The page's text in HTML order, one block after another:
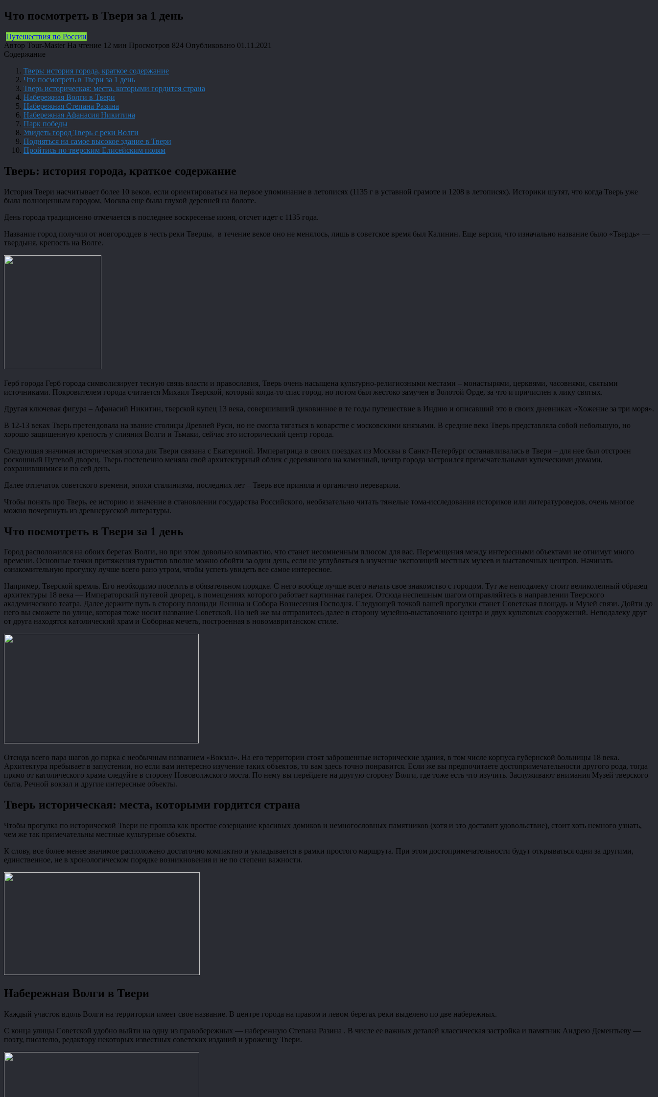
Что посмотреть в Твери за 1 день
Путешествия по России
Автор Tour-Master На чтение 12 мин Просмотров 824 Опубликовано 01.11.2021
Содержание
Тверь: история города, краткое содержание
Что посмотреть в Твери за 1 день
Тверь историческая: места, которыми гордится страна
Набережная Волги в Твери
Набережная Степана Разина
Набережная Афанасия Никитина
Парк победы
Увидеть город Тверь с реки Волги
Подняться на самое высокое здание в Твери
Пройтись по тверским Елисейским полям
Тверь: история города, краткое содержание
История Твери насчитывает более 10 веков, если ориентироваться на первое упоминание в летописях (1135 г в уставной грамоте и 1208 в летописях). Историки шутят, что когда Тверь уже
была полноценным городом, Москва еще была глухой деревней на болоте.
День города традиционно отмечается в последнее воскресенье июня, отсчет идет с 1135 года.
Название город получил от новгородцев в честь реки Тверцы, в течение веков оно не менялось, лишь в советское время был Калинин. Еще версия, что изначально название было «Твердь» —
твердыня, крепость на Волге.
Герб города Герб города символизирует тесную связь власти и православия, Тверь очень насыщена культурно-религиозными местами – монастырями, церквями, часовнями, святыми
источниками. Покровителем города считается Михаил Тверской, который когда-то спас город, но потом был жестоко замучен в Золотой Орде, за что и причислен к лику святых.
Другая ключевая фигура – Афанасий Никитин, тверской купец 13 века, совершивший диковинное в те годы путешествие в Индию и описавший это в своих дневниках «Хожение за три моря».
В 12-13 веках Тверь претендовала на звание столицы Древней Руси, но не смогла тягаться в коварстве с московскими князьями. В средние века Тверь представляла собой небольшую, но
хорошо защищенную крепость у слияния Волги и Тьмаки, сейчас это исторический центр города.
Следующая значимая историческая эпоха для Твери связана с Екатериной. Императрица в своих поездках из Москвы в Санкт-Петербург останавливалась в Твери – для нее был отстроен
роскошный Путевой дворец. Тверь постепенно меняла свой архитектурный облик с деревянного на каменный, центр города застроился примечательными купеческими домами,
сохранившимися и по сей день.
Далее отпечаток советского времени, эпохи сталинизма, последних лет – Тверь все приняла и органично переварила.
Чтобы понять про Тверь, ее историю и значение в становлении государства Российского, необязательно читать тяжелые тома-исследования историков или литературоведов, очень многое
можно почерпнуть из древнерусской литературы.
Что посмотреть в Твери за 1 день
Город расположился на обоих берегах Волги, но при этом довольно компактно, что станет несомненным плюсом для вас. Перемещения между интересными объектами не отнимут много
времени. Основные точки притяжения туристов вполне можно обойти за один день, если не углубляться в изучение экспозиций местных музеев и выставочных центров. Начинать
ознакомительную прогулку лучше всего рано утром, чтобы успеть увидеть все самое интересное.
Например, Тверской кремль. Его необходимо посетить в обязательном порядке. С него вообще лучше всего начать свое знакомство с городом. Тут же неподалеку стоит великолепный образец
архитектуры 18 века — Императорский путевой дворец, в помещениях которого работает картинная галерея. Отсюда неспешным шагом отправляйтесь в направлении Тверского
академического театра. Далее держите путь в сторону площади Ленина и Собора Вознесения Господня. Следующей точкой вашей прогулки станет Советская площадь и Музей связи. Дойти до
него вы сможете по улице, которая тоже носит название Советской. По ней же вы отправитесь далее в сторону музейно-выставочного центра и двух культовых сооружений. Неподалеку друг
от друга находятся католический храм и Соборная мечеть, построенная в новомавританском стиле.
Отсюда всего пара шагов до парка с необычным названием «Вокзал». На его территории стоят заброшенные исторические здания, в том числе корпуса губернской больницы 18 века.
Архитектура пребывает в запустении, но если вам интересно изучение таких объектов, то вам здесь точно понравится. Если же вы предпочитаете достопримечательности другого рода, тогда
прямо от католического храма следуйте в сторону Нововолжского моста. По нему вы перейдете на другую сторону Волги, где тоже есть что изучить. Заслуживают внимания Музей тверского
быта, Речной вокзал и другие интересные объекты.
Тверь историческая: места, которыми гордится страна
Чтобы прогулка по исторической Твери не прошла как простое созерцание красивых домиков и немногословных памятников (хотя и это доставит удовольствие), стоит хоть немного узнать,
чем же так примечательны местные культурные объекты.
К слову, все более-менее значимое расположено достаточно компактно и укладывается в рамки простого маршрута. При этом достопримечательности будут открываться одни за другими,
единственное, не в хронологическом порядке возникновения и не по степени важности.
Набережная Волги в Твери
Каждый участок вдоль Волги на территории имеет свое название. В центре города на правом и левом берегах реки выделено по две набережных.
С конца улицы Советской удобно выйти на одну из правобережных — набережную Степана Разина . В числе ее важных деталей классическая застройка и памятник Андрею Дементьеву —
поэту, писателю, редактору некоторых известных советских изданий и уроженцу Твери.